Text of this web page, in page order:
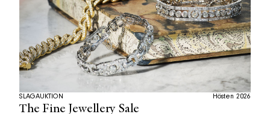
The Fine Jewellery Sale
SLAGAUKTION Hösten 2026